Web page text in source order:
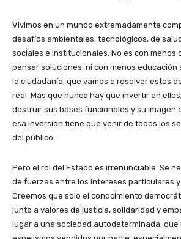
Vivimos en un mundo extremadamente
desafíos ambientales, tecnológicos, de
sociales e institucionales. No es con menos
pensar soluciones, ni con menos educación
la ciudadanía, que vamos a resolver estos
real. Más que nunca hay que invertir en
destruir sus bases funcionales y su imagen
esa inversión tiene que venir de todos los
del público.
Pero el rol del Estado es irrenunciable. Se
de fuerzas entre los intereses particulares y
Creemos que solo el conocimiento
junto a valores de justicia, solidaridad y
lugar a una sociedad autodeterminada, que